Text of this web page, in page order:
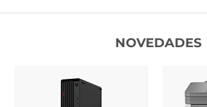
NOVEDADES